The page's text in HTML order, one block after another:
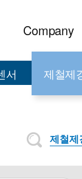
Company
서 제철제
제철제